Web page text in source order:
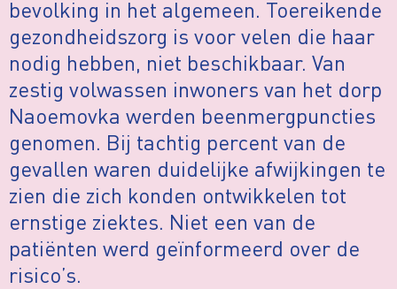
bevolking in het algemeen. Toereikende
gezondheidszorg is voor velen die haar
nodig hebben, niet beschikbaar. Van
zestig volwassen inwoners van het dorp
Naoemovka werden beenmergpuncties
genomen. Bij tachtig percent van de
gevallen waren duidelijke afwijkingen te
zien die zich konden ontwikkelen tot
ernstige ziektes. Niet een van de
patiënten werd geïnformeerd over de
risico’s.